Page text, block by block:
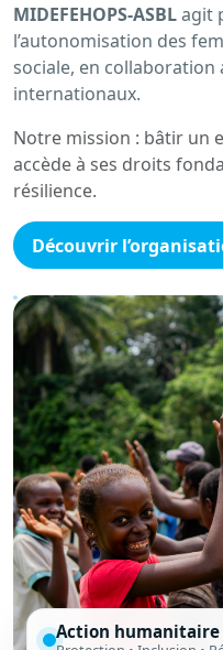
MIDEFEHOPS-ASBLagit
l’autonomisation des
sociale, en collaboration
internationaux.
Notre mission : bâtir un
accède à ses droits
résilience.
Découvrir
Action humanitaire